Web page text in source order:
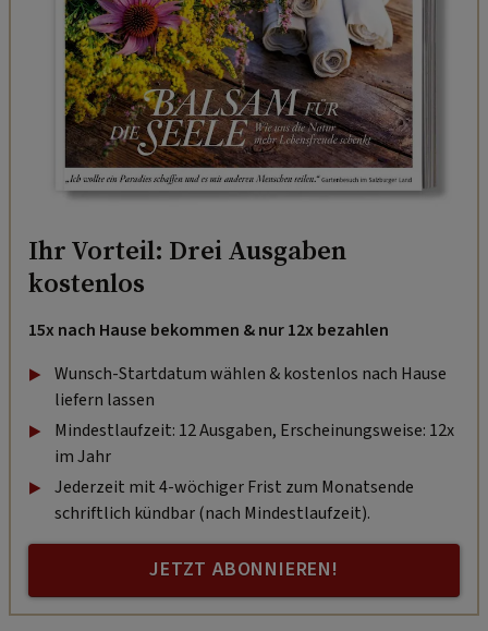
Ihr Vorteil: Drei Ausgaben
kostenlos
15x nach Hause bekommen & nur 12x bezahlen
Wunsch-Startdatum wählen & kostenlos nach Hause
liefern lassen
Mindestlaufzeit: 12 Ausgaben, Erscheinungsweise: 12x
im Jahr
Jederzeit mit 4-wöchiger Frist zum Monatsende
schriftlich kündbar (nach Mindestlaufzeit).
JETZT ABONNIEREN!